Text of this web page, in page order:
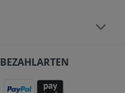
BEZAHLARTEN